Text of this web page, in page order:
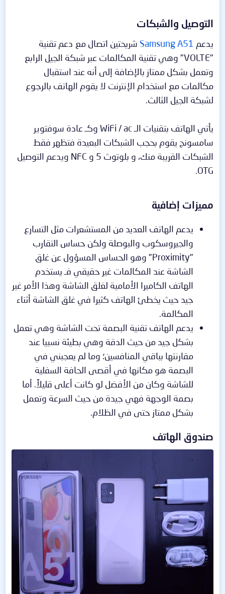
التوصيل والشبكات​
يدعم Samsung A51 شريحتين اتصال مع دعم تقنية
"VOLTE" وهي تقنية المكالمات عبر شبكة الجيل الرابع
وتعمل بشكل ممتاز بالإضافة إلى أنه عند استقبال
مكالمات مع استخدام الإنترنت لا يقوم الهاتف بالرجوع
لشبكة الجيل الثالث.
يأتي الهاتف بتقنيات الـ WiFi / ac وكـ عادة سوفتوير
سامسونج يقوم بحجب الشبكات البعيدة فتظهر فقط
الشبكات القريبة منك، و بلوتوث 5 و NFC ويدعم التوصيل
OTG.
مميزات إضافية​
يدعم الهاتف العديد من المستشعرات مثل التسارع
والجيروسكوب والبوصلة ولكن حساس التقارب
"Proximity" وهو الحساس المسؤول عن غلق
الشاشة عند المكالمات غير حقيقي فـ يستخدم
الهاتف الكاميرا الأمامية لغلق الشاشة وهذا الأمر غير
جيد حيث يخطئ الهاتف كثيرا في غلق الشاشة أثناء
المكالمة.
يدعم الهاتف تقنية البصمة تحت الشاشة وهي تعمل
بشكل جيد من حيث الدقة وهي بطيئة نسبيا عند
مقارنتها بباقي المنافسين؛ وما لم يعجبني في
البصمة هو مكانها في أقصى الحافة السفلية
للشاشة وكان من الأفضل لو كانت أعلى قليلاً. أما
بصمة الوجهة فهي جيدة من حيث السرعة وتعمل
بشكل ممتاز حتى في الظلام.
صندوق الهاتف​